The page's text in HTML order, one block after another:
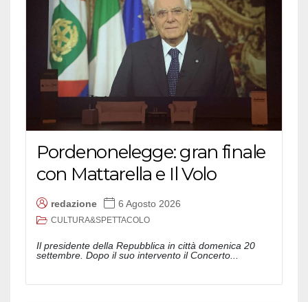
Pordenonelegge: gran finale
con Mattarella e Il Volo
redazione 6 Agosto 2026
CULTURA&SPETTACOLO
Il presidente della Repubblica in città domenica 20
settembre. Dopo il suo intervento il Concerto...